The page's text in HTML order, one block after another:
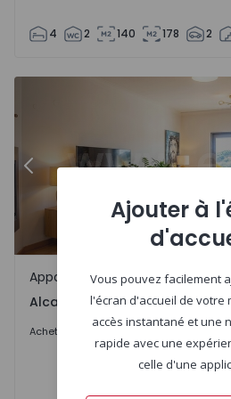
4 2 140 178 2
Appartement T2 Cascais,
Précédent
Alcabideche, Lisboa
Appartement
Alcabideche, Lisboa
Acheter 675.000 €
Ajouter à
Vous pouvez facilement
l'écran d'accueil de votre
accès instantané et une
rapide avec une
celle d'une